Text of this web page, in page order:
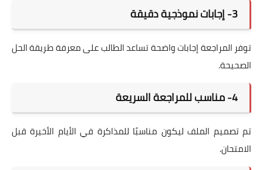
3- إجابات نموذجية دقيقة
توفر المراجعة إجابات واضحة تساعد الطالب على معرفة طريقة الحل
الصحيحة.
4- مناسب للمراجعة السريعة
تم تصميم الملف ليكون مناسبًا للمذاكرة في الأيام الأخيرة قبل
الامتحان.